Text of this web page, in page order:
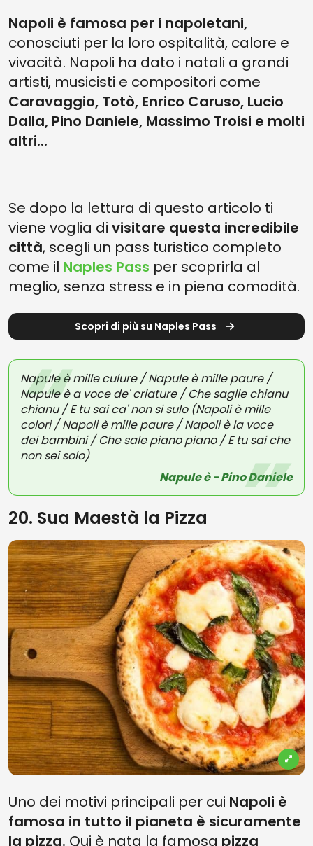
Napoli è famosa per i napoletani,
conosciuti per la loro ospitalità, calore e
vivacità. Napoli ha dato i natali a grandi
artisti, musicisti e compositori come
Caravaggio, Totò, Enrico Caruso, Lucio
Dalla, Pino Daniele, Massimo Troisi e molti
altri...
Se dopo la lettura di questo articolo ti
viene voglia di visitare questa incredibile
città, scegli un pass turistico completo
come il Naples Pass per scoprirla al
meglio, senza stress e in piena comodità.
Scopri di più su Naples Pass
Napule è mille culure / Napule è mille paure /
Napule è a voce de' criature / Che saglie chianu
chianu / E tu sai ca' non si sulo (Napoli è mille
colori / Napoli è mille paure / Napoli è la voce
dei bambini / Che sale piano piano / E tu sai che
non sei solo)
Napule è - Pino Daniele
20. Sua Maestà la Pizza
Uno dei motivi principali per cui Napoli è
famosa in tutto il pianeta è sicuramente
la pizza. Qui è nata la famosa pizza